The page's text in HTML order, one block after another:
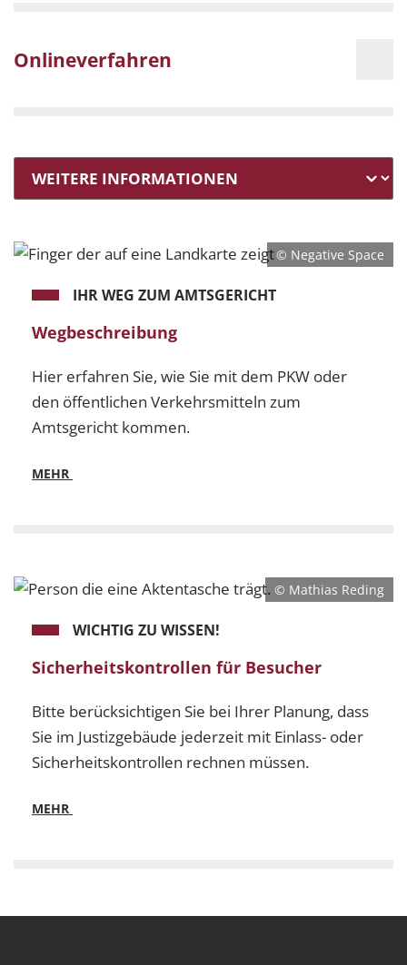
Onlineverfahren
© Negative Space
IHR WEG ZUM AMTSGERICHT
Wegbeschreibung
Hier erfahren Sie, wie Sie mit dem PKW oder
den öffentlichen Verkehrsmitteln zum
Amtsgericht kommen.
MEHR
© Mathias Reding
WICHTIG ZU WISSEN!
Sicherheitskontrollen für Besucher
Bitte berücksichtigen Sie bei Ihrer Planung, dass
Sie im Justizgebäude jederzeit mit Einlass- oder
Sicherheitskontrollen rechnen müssen.
MEHR